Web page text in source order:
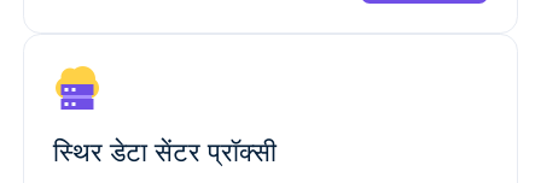
स्थिर डेटा सेंटर प्रॉक्सी